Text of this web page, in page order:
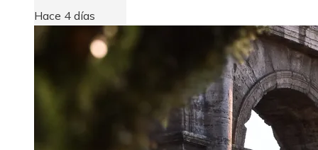
Hace 4 días